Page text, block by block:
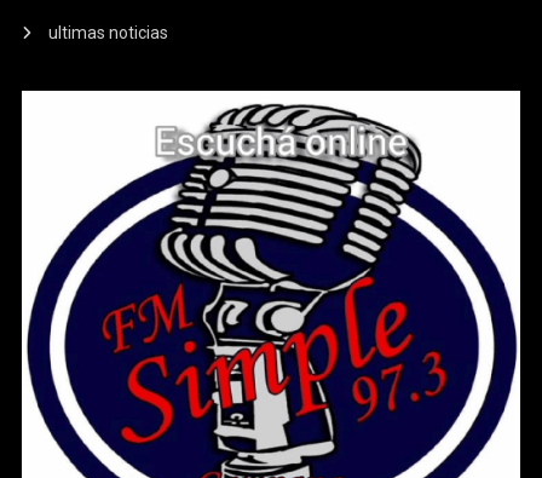
ultimas noticias